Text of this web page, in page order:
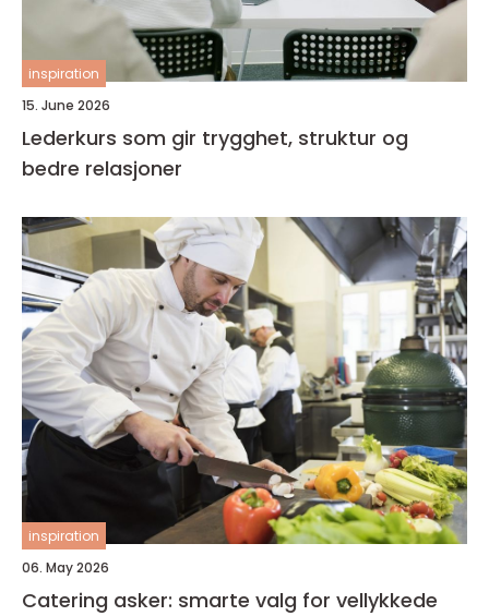
inspiration
15. June 2026
Lederkurs som gir trygghet, struktur og
bedre relasjoner
inspiration
06. May 2026
Catering asker: smarte valg for vellykkede